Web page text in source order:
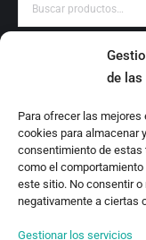
de
Para ofrecer las
cookies para almacenar
consentimiento de estas
como el
este sitio. No consentir
negativamente a ciertas
Gestionar los servicios
PRODUCT CATEGORIES
Catálogo
Escrituras Locales
Estudio
Investigación